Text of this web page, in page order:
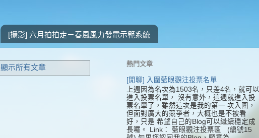
[攝影] 六月拍拍走－春風風力發電示範系統
顯示所有文章 熱門文章
[閒聊] 入圍藍眼觀注投票名單
上週因為名次為1503名，只差4名，就可以
進入投票名單， 沒有意外，這週就進入投
票名單了，雖然這次是我的第一 次入圍，
但面對廣大的競爭者，大概也是不被看
好，只是 希望自己的Blog可以繼續穩定成
長囉。 Link： 藍眼觀注投票區 (編號15